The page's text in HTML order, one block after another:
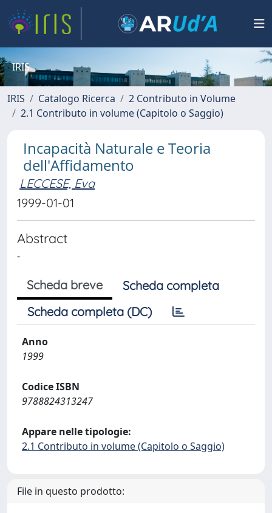
IRIS
IRIS Catalogo Ricerca
2 Contributo in Volume
2.1 Contributo in volume (Capitolo o Saggio)
Incapacità Naturale e Teoria
dell'Affidamento
LECCESE, Eva
1999-01-01
Abstract
-
Scheda breve
Scheda completa
Scheda completa (DC)
Anno
1999
Codice ISBN
9788824313247
Appare nelle tipologie:
2.1 Contributo in volume (Capitolo o Saggio)
File in questo prodotto: